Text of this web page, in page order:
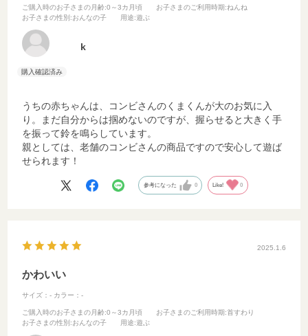
ご購入時のお子さまの月齢:0～3カ月頃 お子さまのご利用時期:ねんね
お子さまの性別 :おんなの子 用途:遊ぶ
k
うちの赤ちゃんは、コンビさんのくまくんが大のお気に入
り。まだ自分からは掴めないのですが、握らせると大きく手
を振って鈴を鳴らしています。
親としては、老舗のコンビさんの商品ですので安心して遊ば
せられます！
参考になった 0 Like! 0
2025.1.6
かわいい
サイズ：- カラー：-
ご購入時のお子さまの月齢:0～3カ月頃 お子さまのご利用時期:首すわり
お子さまの性別 :おんなの子 用途:遊ぶ